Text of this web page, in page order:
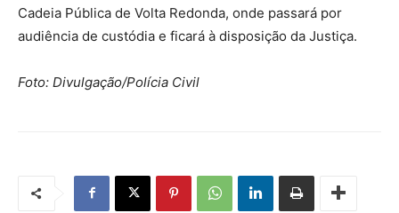
Cadeia Pública de Volta Redonda, onde passará por
audiência de custódia e ficará à disposição da Justiça.
Foto: Divulgação/Polícia Civil